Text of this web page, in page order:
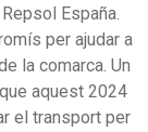
España.
per ajudar a
la comarca. Un
aquest 2024
el transport per